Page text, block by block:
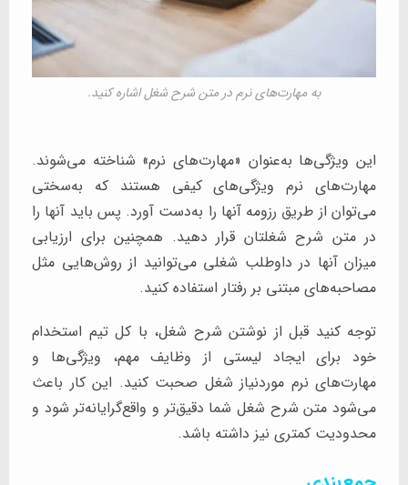
به مهارت‌های نرم در متن شرح شغل اشاره کنید.
این ویژگی‌ها به‌عنوان «مهارت‌های نرم» شناخته می‌شوند.
مهارت‌های نرم ویژگی‌های کیفی هستند که به‌سختی
می‌توان از طریق رزومه آنها را به‌دست آورد. پس باید آنها را
در متن شرح شغلتان قرار دهید. همچنین برای ارزیابی
میزان آنها در داوطلب شغلی می‌توانید از روش‌هایی مثل
مصاحبه‌های مبتنی بر رفتار استفاده کنید.
توجه کنید قبل از نوشتن شرح شغل، با کل تیم استخدام
خود برای ایجاد لیستی از وظایف مهم، ویژگی‌ها و
مهارت‌های نرم موردنیاز شغل صحبت کنید. این کار باعث
می‌شود متن شرح شغل شما دقیق‌تر و واقع‌گرایانه‌تر شود و
محدودیت کمتری نیز داشته باشد.